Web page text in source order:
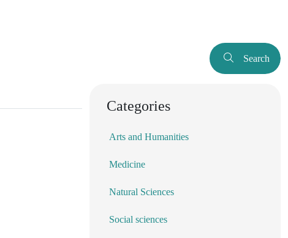
Search
Categories
Arts and Humanities
Medicine
Natural Sciences
Social sciences